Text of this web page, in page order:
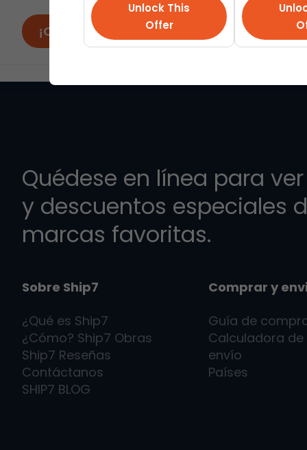
Quédese en línea para
y descuentos especiales
marcas favoritas.
Sobre Ship7
¿Qué es Ship7
¿Cómo? Ship7 Obras
Ship7 Reseñas
Contáctanos
SHIP7 BLOG
Comprar y
Guía de
Calculadora de
envío
Países
Unlock This
Offer